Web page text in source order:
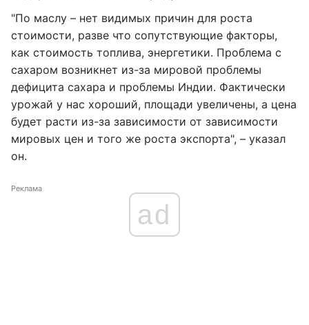
"По маслу – нет видимых причин для роста
стоимости, разве что сопутствующие факторы,
как стоимость топлива, энергетики. Проблема с
сахаром возникнет из-за мировой проблемы
дефицита сахара и проблемы Индии. Фактически
урожай у нас хороший, площади увеличены, а цена
будет расти из-за зависимости от зависимости
мировых цен и того же роста экспорта", – указал
он.
Реклама
ad